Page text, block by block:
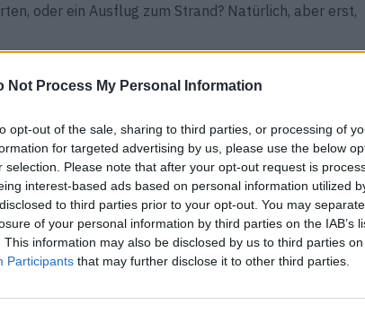
Not Process My Personal Information
opt-out of the sale, sharing to third parties, or processing of
for targeted advertising by us, please use the below
selection. Please note that after your opt-out request is
interest-based ads based on personal information utilized
to third parties prior to your opt-out. You may
of your personal information by third parties on the IAB’s
This information may also be disclosed by us to third parties
Participants that may further disclose it to other third parties.
oder ein Ausflug zum Strand? Natürlich, aber erst,
hier.
numa Wood
in der Nähe der Mariahilfer Straße. Und genau
aus nachhaltig bewirtschafteten Wäldern.
liegen quasi vor deiner Haustür, wenn du in einem